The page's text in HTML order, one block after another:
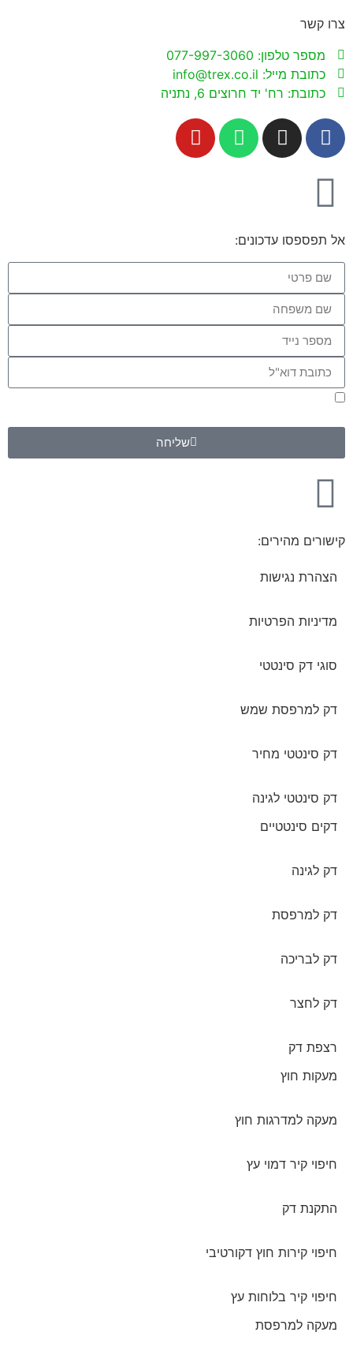
צרו קשר
מספר טלפון: 077-997-3060
כתובת מייל: info@trex.co.il
כתובת: רח' יד חרוצים 6, נתניה
אל תפספסו עדכונים:
שליחה
קישורים מהירים:
הצהרת נגישות
מדיניות הפרטיות
סוגי דק סינטטי
דק למרפסת שמש
דק סינטטי מחיר
דק סינטטי לגינה
דקים סינטטיים
דק לגינה
דק למרפסת
דק לבריכה
דק לחצר
רצפת דק
מעקות חוץ
מעקה למדרגות חוץ
חיפוי קיר דמוי עץ
התקנת דק
חיפוי קירות חוץ דקורטיבי
חיפוי קיר בלוחות עץ
מעקה למרפסת